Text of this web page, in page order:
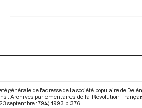
générale de l'adresse de la société populaire de
: Archives parlementaires de la Révolution
septembre 1794) . 1993. p. 376.